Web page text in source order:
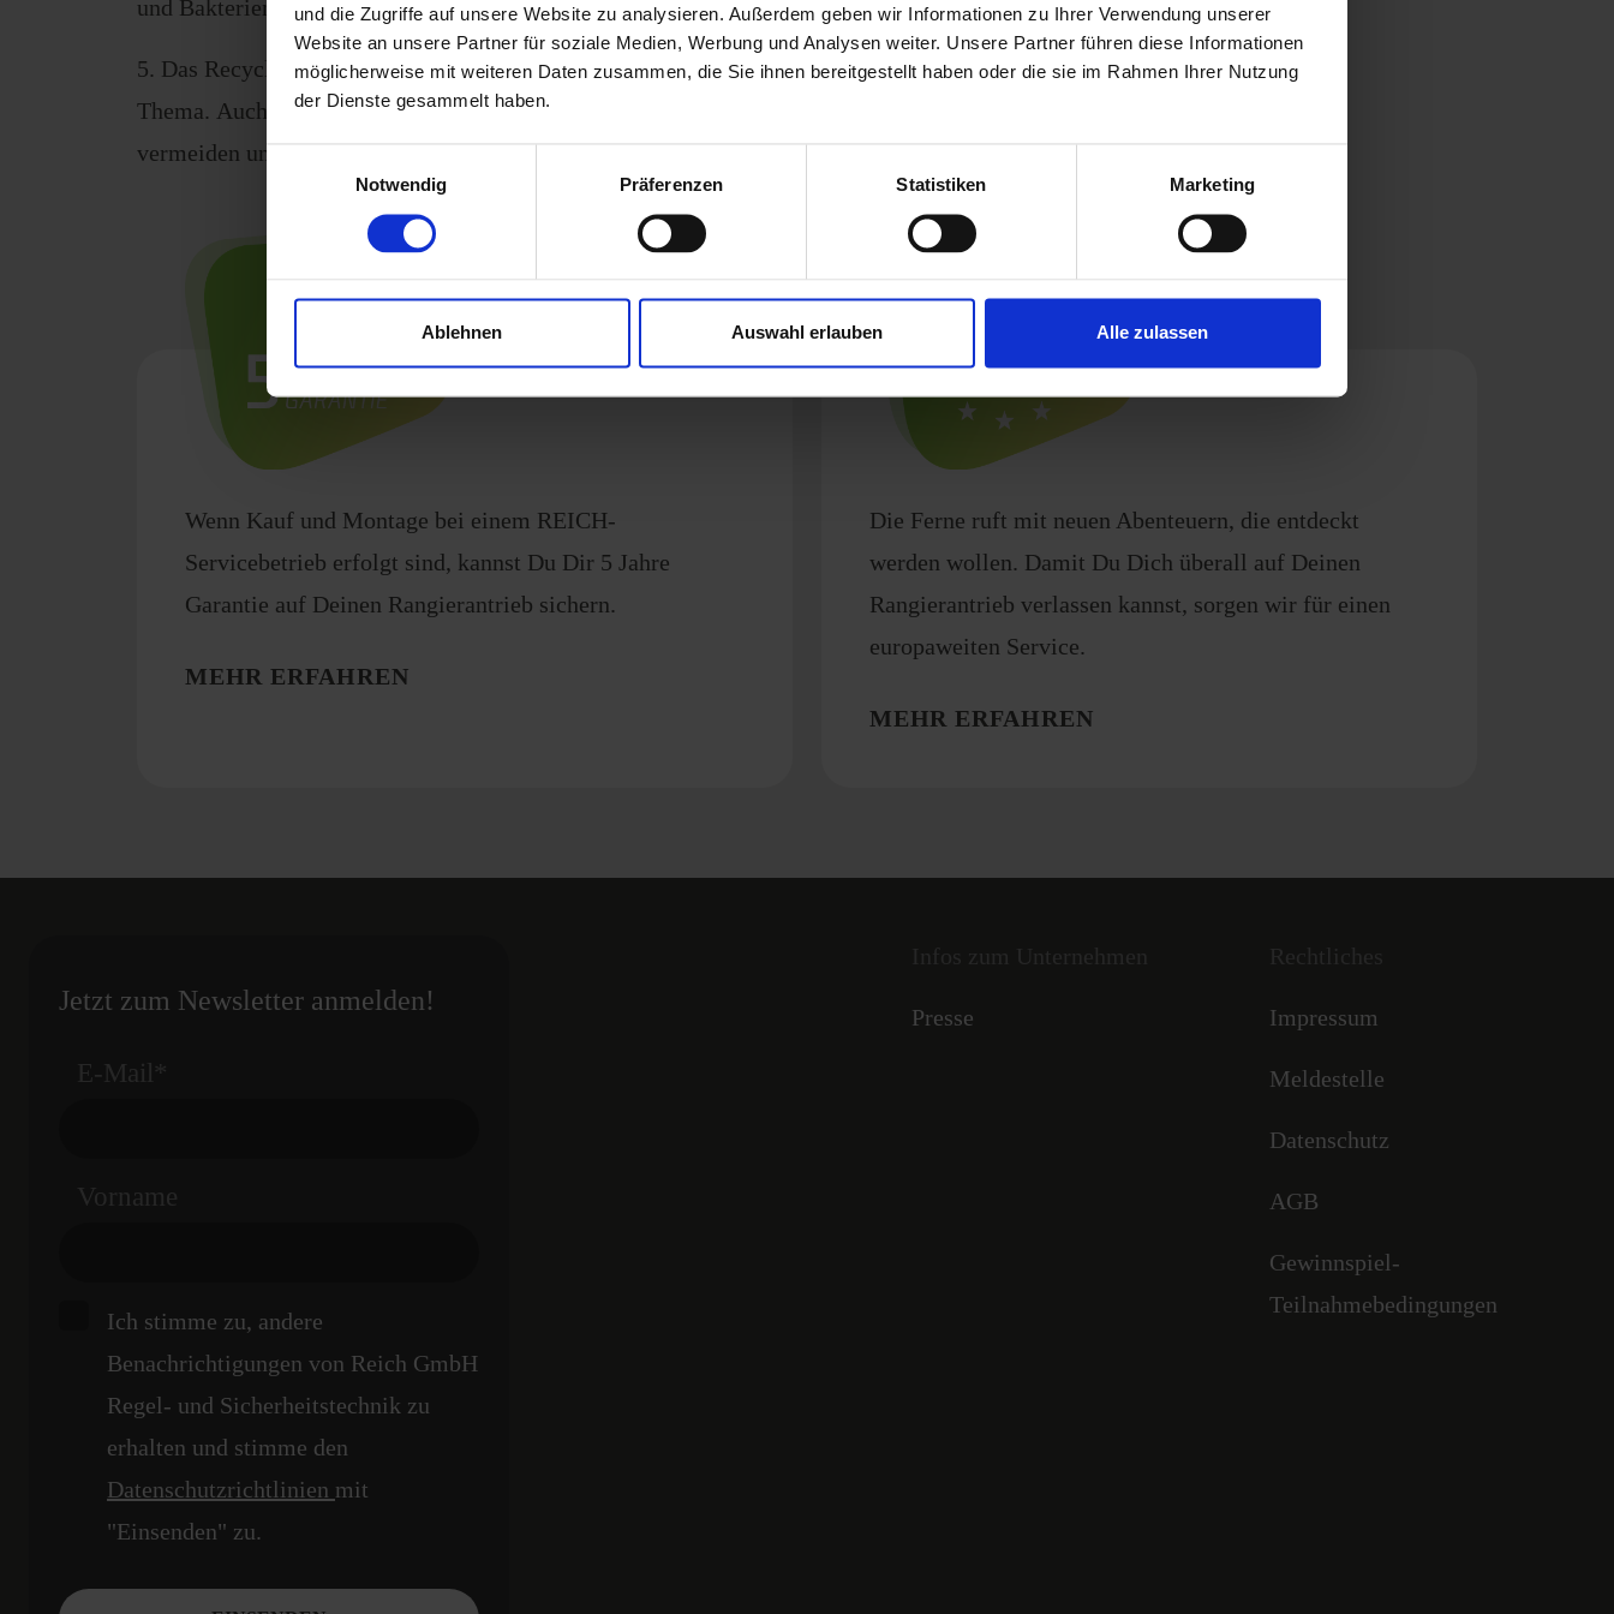
und die Zugriffe auf unsere Website zu analysieren. Außerdem geben wir Informationen zu Ihrer Verwendung unserer
Website an unsere Partner für soziale Medien, Werbung und Analysen weiter. Unsere Partner führen diese Informationen
möglicherweise mit weiteren Daten zusammen, die Sie ihnen bereitgestellt haben oder die sie im Rahmen Ihrer Nutzung
der Dienste gesammelt haben.
Einwilligungsauswahl
Notwendig
Präferenzen Statistiken Marketing
Ablehnen Auswahl erlauben Alle zulassen
und Bakterien, aber lieb zur Umwelt.
5. Das Recycling von Müll ist nicht nur zu Hause, sondern auch auf Reisen ein großes
Thema. Auch im Campingurlaub solltet ihr darauf achten, Abfall so gut es geht zu
vermeiden und den anfallenden Müll korrekt zu trennen.
Wenn Kauf und Montage bei einem REICH-
Servicebetrieb erfolgt sind, kannst Du Dir 5 Jahre
Garantie auf Deinen Rangierantrieb sichern.
MEHR ERFAHREN
Die Ferne ruft mit neuen Abenteuern, die entdeckt
werden wollen. Damit Du Dich überall auf Deinen
Rangierantrieb verlassen kannst, sorgen wir für einen
europaweiten Service.
MEHR ERFAHREN
Jetzt zum Newsletter anmelden!
E-Mail*
Vorname
Ich stimme zu, andere
Benachrichtigungen von Reich GmbH
Regel- und Sicherheitstechnik zu
erhalten und stimme den
Datenschutzrichtlinien mit
"Einsenden" zu.
Presse Impressum
Meldestelle
Datenschutz
AGB
Gewinnspiel-
Teilnahmebedingungen